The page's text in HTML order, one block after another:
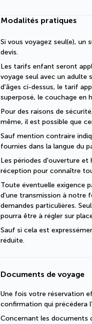
Modalités pratiques
Si vous voyagez seul(e),
devis.
Les tarifs enfant seront
voyage seul avec un adulte
d'âges ci-dessus, le tarif
superposé, le couchage en
Pour des raisons de
même, il est possible que
Sauf mention contraire
fournies dans la langue du
Les périodes d'ouverture
réception pour connaître
Toute éventuelle exigence
d'une transmission à notre
demandes particulières.
pourra être à régler sur
Sauf si cela est
réduite.
Documents de voyage
Une fois votre réservation
confirmation qui précédera
Concernant les documents